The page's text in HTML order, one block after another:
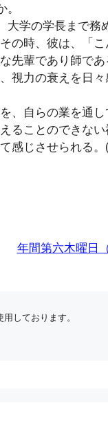
学の学長まで務
の時、彼は、「
先輩であり師であ
視力の衰えを日
、自らの業を通
ることのできな
感じさせられる。
年間第六木曜日
しております。